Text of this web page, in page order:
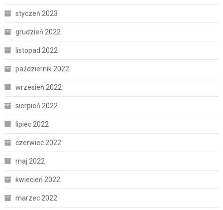
styczeń 2023
grudzień 2022
listopad 2022
październik 2022
wrzesień 2022
sierpień 2022
lipiec 2022
czerwiec 2022
maj 2022
kwiecień 2022
marzec 2022